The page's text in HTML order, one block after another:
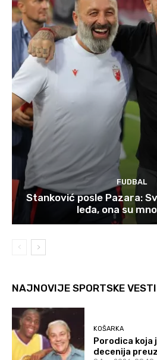
FUDBAL
Stanković posle Pazara:
leđa, ona su
NAJNOVIJE SPORTSKE VESTI
KOŠARKA
Porodica koja
decenija